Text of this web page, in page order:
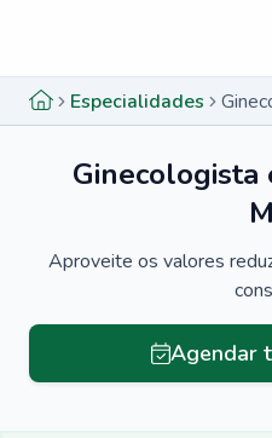
Especialidades
Ginecologista
Aproveite os valores
Agendar